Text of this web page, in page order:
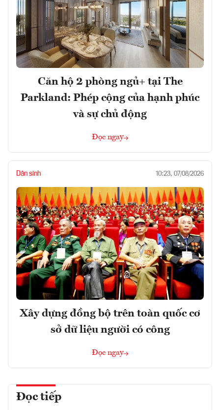
Căn hộ 2 phòng ngủ+ tại The
Parkland: Phép cộng của hạnh phúc
và sự chủ động
Đọc ngay
Dân sinh 10:23, 07/08/2026
Xây dựng đồng bộ trên toàn quốc cơ
sở dữ liệu người có công
Đọc ngay
Đọc tiếp